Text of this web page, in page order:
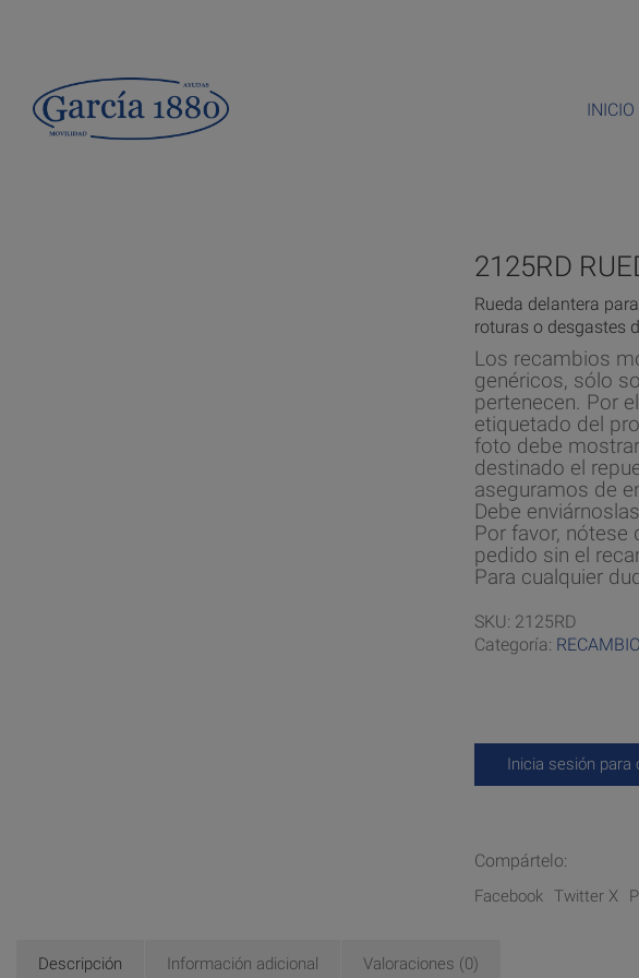
INICIO
2125RD
Rueda delantera
roturas o desgastes
Los recambios
genéricos, sólo
pertenecen. Por
etiquetado del
foto debe
destinado el
aseguramos de
Debe
Por favor, nótese
pedido sin el
Para cualquier
SKU: 2125RD
Categoría:
Inicia sesión para
Compártelo:
Facebook Twitter X
Descripción Información adicional Valoraciones (0)